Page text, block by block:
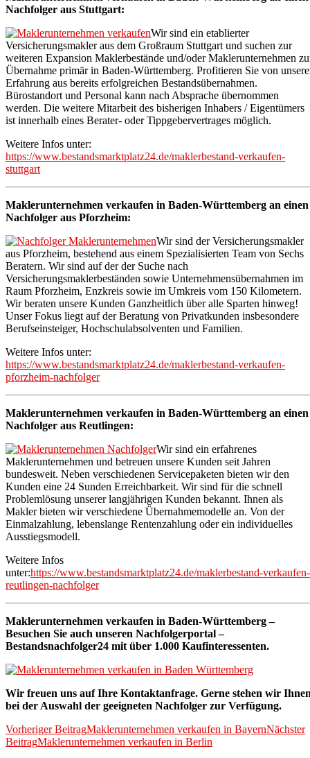
Nachfolger aus Stuttgart:
Wir sind ein etablierter
Versicherungsmakler aus dem Großraum Stuttgart und suchen zur
weiteren Expansion Maklerbestände und/oder Maklerunternehmen
Übernahme primär in Baden-Württemberg. Profitieren Sie von
Erfahrung aus bereits erfolgreichen Bestandsübernahmen.
Bürostandort und Personal kann nach Absprache übernommen
werden. Die weitere Mitarbeit des bisherigen Inhabers / Eigentümers
ist innerhalb eines Berater- oder Tippgebervertrages möglich.
Weitere Infos unter:
https://www.bestandsmarktplatz24.de/maklerbestand-verkaufen-
stuttgart
Maklerunternehmen verkaufen in Baden-Württemberg an einen
Nachfolger aus Pforzheim:
Wir sind der Versicherungsmakler
aus Pforzheim, bestehend aus einem Spezialisierten Team von Sechs
Beratern. Wir sind auf der der Suche nach
Versicherungsmaklerbeständen sowie Unternehmensübernahmen im
Raum Pforzheim, Enzkreis sowie im Umkreis vom 150 Kilometern.
Wir beraten unsere Kunden Ganzheitlich über alle Sparten hinweg!
Unser Fokus liegt auf der Beratung von Privatkunden insbesondere
Berufseinsteiger, Hochschulabsolventen und Familien.
Weitere Infos unter:
https://www.bestandsmarktplatz24.de/maklerbestand-verkaufen-
pforzheim-nachfolger
Maklerunternehmen verkaufen in Baden-Württemberg an einen
Nachfolger aus Reutlingen:
Wir sind ein erfahrenes
Maklerunternehmen und betreuen unsere Kunden seit Jahren
bundesweit. Neben verschiedenen Servicepaketen bieten wir den
Kunden eine 24 Sunden Erreichbarkeit. Wir sind für die schnell
Problemlösung unserer langjährigen Kunden bekannt. Ihnen als
Makler bieten wir verschiedene Übernahmemodelle an. Von der
Einmalzahlung, lebenslange Rentenzahlung oder ein individuelles
Ausstiegsmodell.
Weitere Infos
unter:https://www.bestandsmarktplatz24.de/maklerbestand-verkaufen-
reutlingen-nachfolger
Maklerunternehmen verkaufen in Baden-Württemberg –
Besuchen Sie auch unseren Nachfolgerportal –
Bestandsnachfolger24 mit über 1.000 Kaufinteressenten.
Wir freuen uns auf Ihre Kontaktanfrage. Gerne stehen wir
bei der Auswahl der geeigneten Nachfolger zur Verfügung.
Beitragsnavigation
Vorheriger BeitragMaklerunternehmen verkaufen in BayernNächster
BeitragMaklerunternehmen verkaufen in Berlin